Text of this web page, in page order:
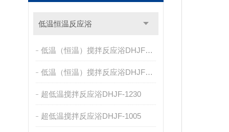
低温恒温反应浴
低温（恒温）搅拌反应浴DHJF-8005E/F
低温（恒温）搅拌反应浴DHJF-8005C/D
超低温搅拌反应浴DHJF-1230
超低温搅拌反应浴DHJF-1005